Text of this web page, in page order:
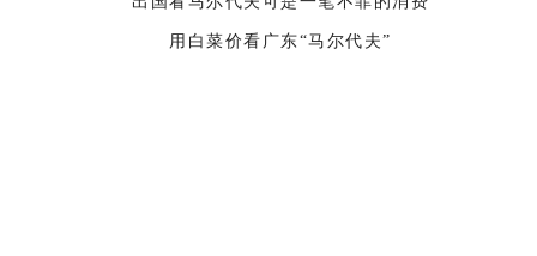
用白菜价看广东“马尔代夫”